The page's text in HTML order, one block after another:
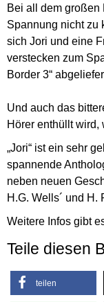
Bei all dem großen
Spannung nicht zu
sich Jori und eine
verstecken zum
Border 3“
Und auch das
Hörer enthüllt wird,
„Jori“ ist ein sehr
spannende
neben neuen
H.G. Wells´ und H.
Weitere Infos gibt
Teile diesen
teilen